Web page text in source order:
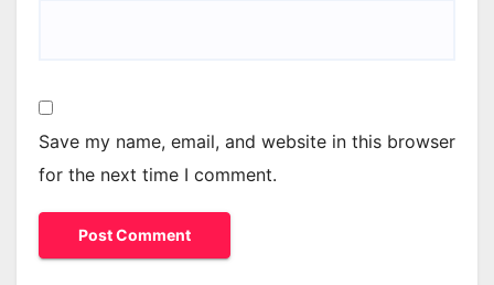
Save my name, email, and website in this browser
for the next time I comment.